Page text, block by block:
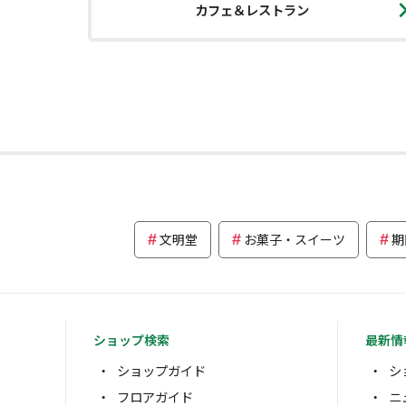
カフェ＆レストラン
文明堂 お菓子・スイーツ
ショップ検索
ショップガイド
フロアガイド
最新
シ
ニ